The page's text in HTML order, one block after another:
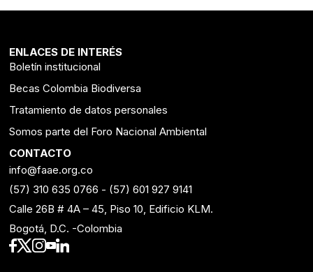
ENLACES DE INTERÉS
Boletín institucional
Becas Colombia Biodiversa
Tratamiento de datos personales
Somos parte del Foro Nacional Ambiental
CONTACTO
info@faae.org.co
(57) 310 635 0766 - (57) 601 927 9141
Calle 26B # 4A – 45, Piso 10, Edificio KLM.
Bogotá, D.C. -Colombia